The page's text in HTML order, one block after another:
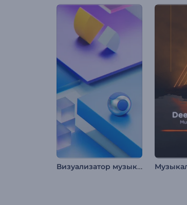
Визуализатор музыки: Объекты в движении